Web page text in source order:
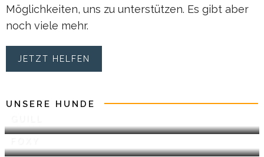
Möglichkeiten, uns zu unterstützen. Es gibt aber
noch viele mehr.
JETZT HELFEN
UNSERE HUNDE